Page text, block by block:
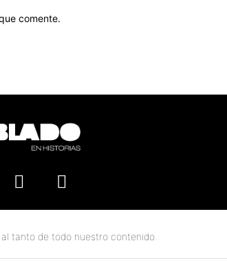
comente.
tanto de todo nuestro contenido.